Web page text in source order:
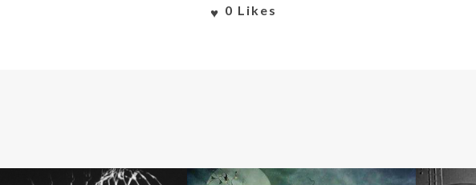
0 Likes